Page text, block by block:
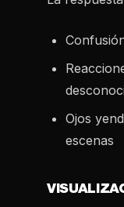
Ojos
escenas